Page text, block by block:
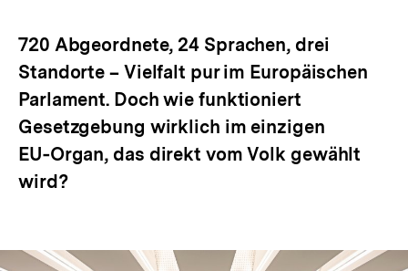
720 Abgeordnete, 24 Sprachen, drei
Standorte – Vielfalt pur im Europäischen
Parlament. Doch wie funktioniert
Gesetzgebung wirklich im einzigen
EU‑Organ, das direkt vom Volk gewählt
wird?